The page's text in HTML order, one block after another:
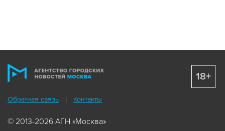
Обратная связь Контакты
© 2013-2026 АГН «Москва»
18+